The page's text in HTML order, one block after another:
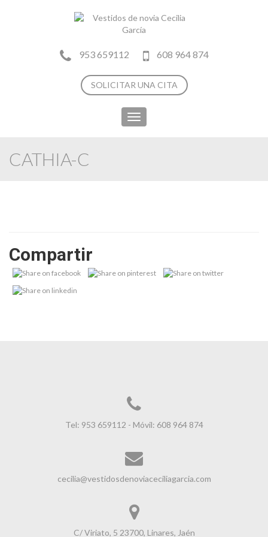
953 659112 608 964 874
SOLICITAR UNA CITA
Toggle
navigation
CATHIA-C
Compartir
Tel: 953 659112 - Móvil: 608 964 874
cecilia@vestidosdenoviaceciliagarcia.com
C/ Viriato, 5 23700, Linares, Jaén